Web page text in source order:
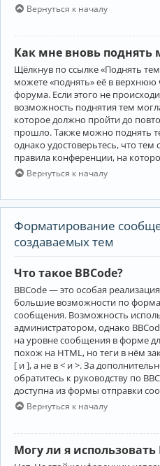
Вернуться к началу
Как мне вновь поднять
Щёлкнув по ссылке «Поднять
можете «поднять» её в верхнюю
форума. Если этого не
возможность поднятия тем
которое должно пройти до
прошло. Также можно поднять
однако удостоверьтесь, что
правила конференции, на
Вернуться к началу
Форматирование
создаваемых тем
Что такое BBCode?
BBCode — это особая
большие возможности по
сообщения. Возможность
администратором, однако
на уровне сообщения в форме
похож на HTML, но теги в нём
[ и ], а не в < и >. За
обратитесь к руководству по
доступна из формы отправки
Вернуться к началу
Могу ли я использовать